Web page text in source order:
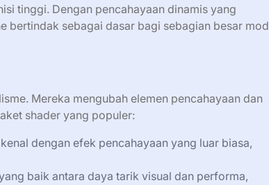
tinggi. Dengan pencahayaan dinamis yang
bertindak sebagai dasar bagi sebagian besar mod
Mereka mengubah elemen pencahayaan dan
shader yang populer:
dengan efek pencahayaan yang luar biasa,
baik antara daya tarik visual dan performa,